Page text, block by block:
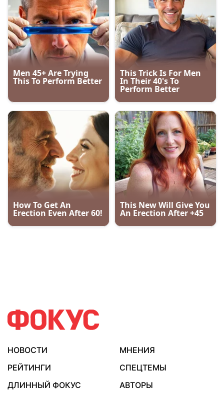
НОВОСТИ
МНЕНИЯ
РЕЙТИНГИ
СПЕЦТЕМЫ
ДЛИННЫЙ ФОКУС
АВТОРЫ